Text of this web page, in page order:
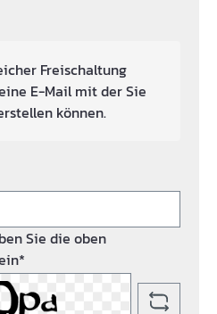
Freischaltung
E-Mail mit der Sie
können.
Sie die oben